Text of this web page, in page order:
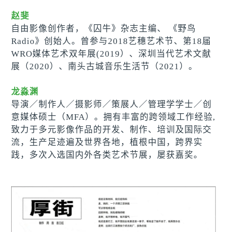
赵斐
自由影像创作者，《囚牛》杂志主编、 《野鸟
Radio》创始人。曾参与2018艺穗艺术节、第18届
WRO媒体艺术双年展(2019）、深圳当代艺术文献
展（2020）、南头古城音乐生活节（2021）。
龙淼渊
导演／制作人／摄影师／策展人／管理学学士／创
意媒体硕士（MFA）。拥有丰富的跨领域工作经验,
致力于多元影像作品的开发、制作、培训及国际交
流，生产足迹遍及世界各地，植根中国，跨界实
践，多次入选国内外各类艺术节展，屡获嘉奖。